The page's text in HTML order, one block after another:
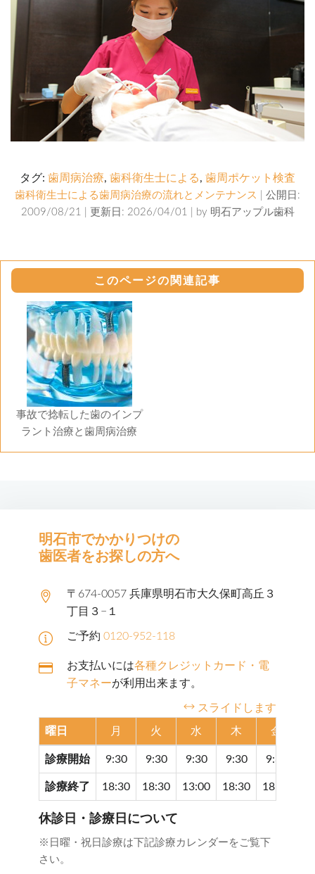
タグ: 歯周病治療, 歯科衛生士による, 歯周ポケット検査
歯科衛生士による歯周病治療の流れとメンテナンス
| 公開日:
2009/08/21 | 更新日: 2026/04/01 | by 明石アップル歯科
このページの関連記事
事故で捻転した歯のインプ
ラント治療と歯周病治療
明石市でかかりつけの
歯医者をお探しの方へ
〒674-0057 兵庫県明石市大久保町高丘３
丁目３−１
ご予約 0120-952-118
お支払いには各種クレジットカード・電
子マネーが利用出来ます。
スライドします
曜日 月 火 水 木 金
診療開始 9:30 9:30 9:30 9:30 9:30
診療終了 18:30 18:30 13:00 18:30 18:30
休診日・診療日について
※日曜・祝日診療は下記診療カレンダーをご覧下
さい。